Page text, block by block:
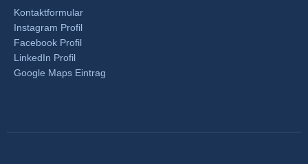
Kontaktformular
Instagram Profil
Facebook Profil
LinkedIn Profil
Google Maps Eintrag